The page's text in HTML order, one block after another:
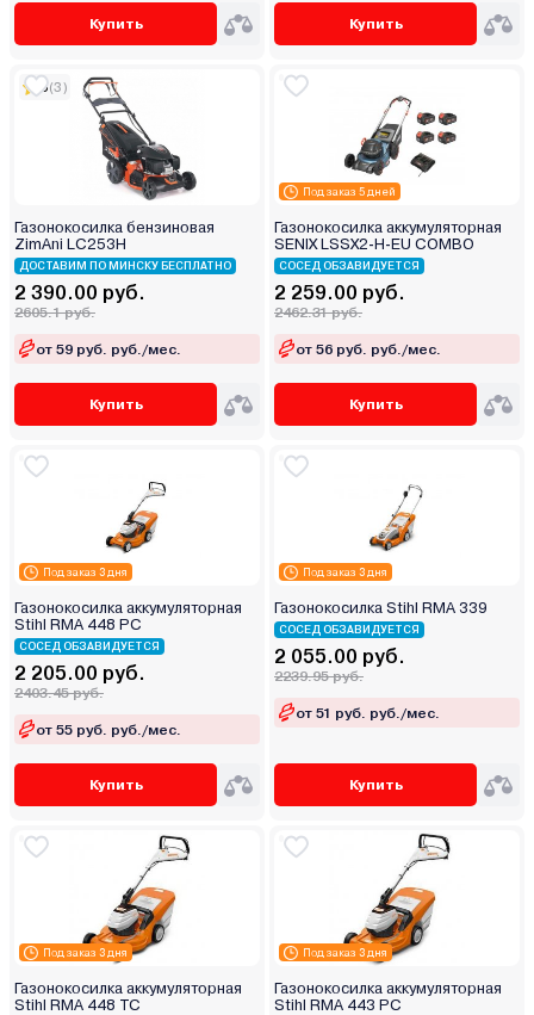
Купить Купить
5(3)
Газонокосилка бензиновая
ZimAni LC253H
ДОСТАВИМ ПО МИНСКУ БЕСПЛАТНО
2 390.00 руб.
2605.1 руб.
от 59 руб. руб./мес.
Купить
Под заказ 5 дней
Газонокосилка аккумуляторная
SENIX LSSX2-H-EU COMBO
СОСЕД ОБЗАВИДУЕТСЯ
2 259.00 руб.
2462.31 руб.
от 56 руб. руб./мес.
Купить
Под заказ 3 дня
Газонокосилка аккумуляторная
Stihl RMA 448 PC
СОСЕД ОБЗАВИДУЕТСЯ
2 205.00 руб.
2403.45 руб.
от 55 руб. руб./мес.
Купить
Под заказ 3 дня
Газонокосилка Stihl RMA 339
СОСЕД ОБЗАВИДУЕТСЯ
2 055.00 руб.
2239.95 руб.
от 51 руб. руб./мес.
Купить
Под заказ 3 дня
Газонокосилка аккумуляторная
Stihl RMA 448 TC
Под заказ 3 дня
Газонокосилка аккумуляторная
Stihl RMA 443 PC